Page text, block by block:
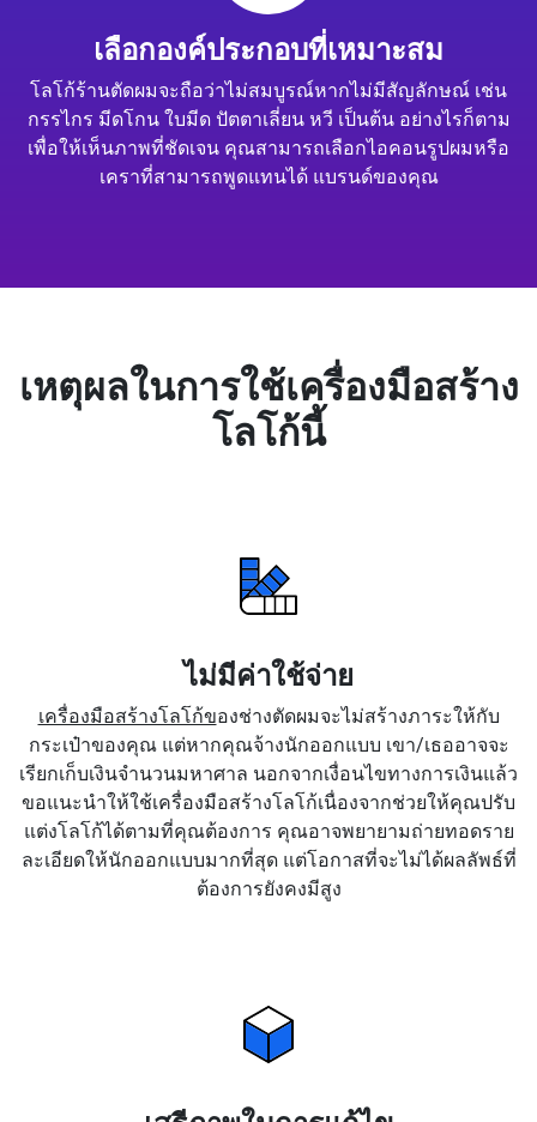
เลือกองค์ประกอบที่เหมาะสม
โลโก้ร้านตัดผมจะถือว่าไม่สมบูรณ์หากไม่มีสัญลักษณ์ เช่น
กรรไกร มีดโกน ใบมีด ปัตตาเลี่ยน หวี เป็นต้น อย่างไรก็ตาม
เพื่อให้เห็นภาพที่ชัดเจน คุณสามารถเลือกไอคอนรูปผมหรือ
เคราที่สามารถพูดแทนได้ แบรนด์ของคุณ
เหตุผลในการใช้เครื่องมือสร้าง
โลโก้นี้
ไม่มีค่าใช้จ่าย
เครื่องมือสร้างโลโก้ของช่างตัดผมจะไม่สร้างภาระให้กับ
กระเป๋าของคุณ แต่หากคุณจ้างนักออกแบบ เขา/เธออาจจะ
เรียกเก็บเงินจำนวนมหาศาล นอกจากเงื่อนไขทางการเงินแล้ว
ขอแนะนำให้ใช้เครื่องมือสร้างโลโก้เนื่องจากช่วยให้คุณปรับ
แต่งโลโก้ได้ตามที่คุณต้องการ คุณอาจพยายามถ่ายทอดราย
ละเอียดให้นักออกแบบมากที่สุด แต่โอกาสที่จะไม่ได้ผลลัพธ์ที่
ต้องการยังคงมีสูง